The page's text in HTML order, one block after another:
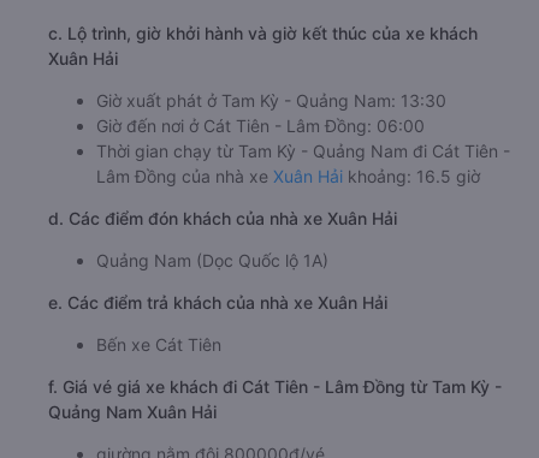
c. Lộ trình, giờ khởi hành và giờ kết thúc của xe khách
Xuân Hải
Giờ xuất phát ở Tam Kỳ - Quảng Nam: 13:30
Giờ đến nơi ở Cát Tiên - Lâm Đồng: 06:00
Thời gian chạy từ Tam Kỳ - Quảng Nam đi Cát Tiên -
Lâm Đồng của nhà xe Xuân Hải khoảng: 16.5 giờ
d. Các điểm đón khách của nhà xe Xuân Hải
Quảng Nam (Dọc Quốc lộ 1A)
e. Các điểm trả khách của nhà xe Xuân Hải
Bến xe Cát Tiên
f. Giá vé giá xe khách đi Cát Tiên - Lâm Đồng từ Tam Kỳ -
Quảng Nam Xuân Hải
giường nằm đôi 800000đ/vé